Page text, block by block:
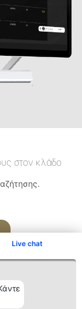
Live chat
στον κλάδο